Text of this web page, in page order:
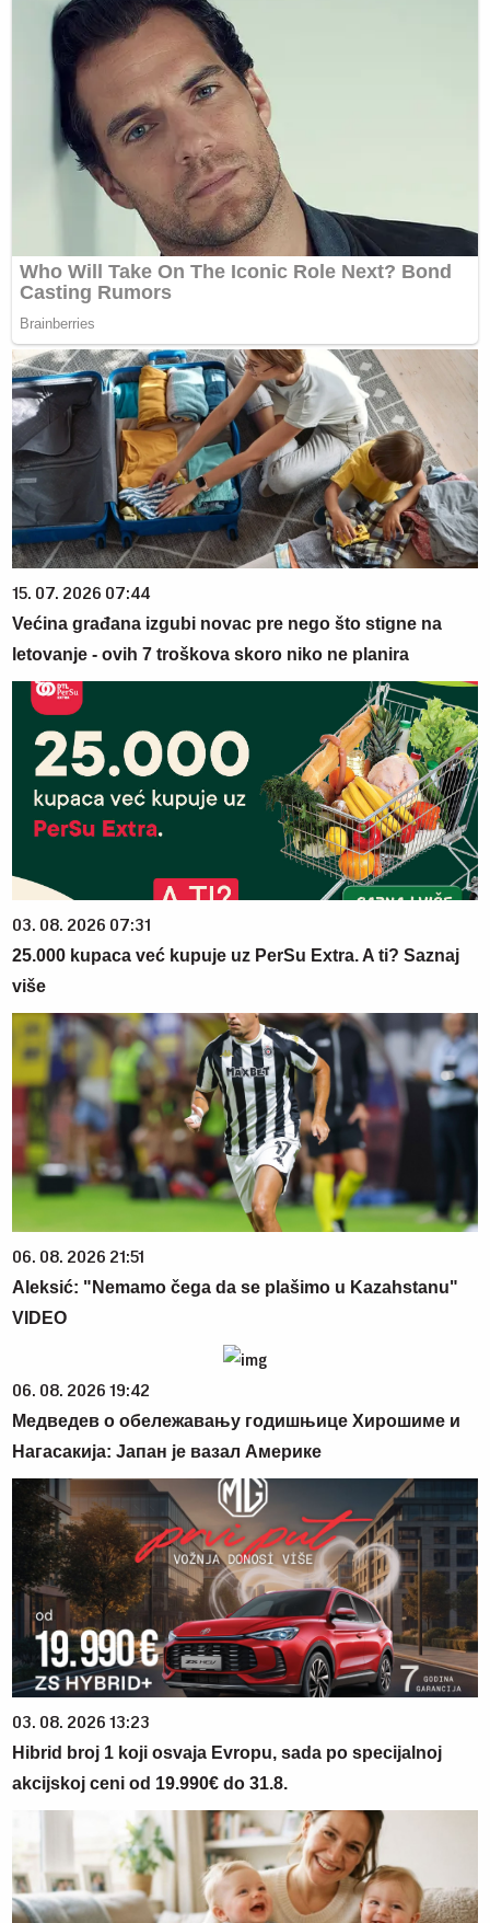
15. 07. 2026 07:44
Većina građana izgubi novac pre nego što stigne na
letovanje - ovih 7 troškova skoro niko ne planira
03. 08. 2026 07:31
25.000 kupaca već kupuje uz PerSu Extra. A ti? Saznaj
više
06. 08. 2026 21:51
Aleksić: "Nemamo čega da se plašimo u Kazahstanu"
VIDEO
06. 08. 2026 19:42
Медведев о обележавању годишњице Хирошиме и
Нагасакија: Јапан је вазал Америке
03. 08. 2026 13:23
Hibrid broj 1 koji osvaja Evropu, sada po specijalnoj
akcijskoj ceni od 19.990€ do 31.8.